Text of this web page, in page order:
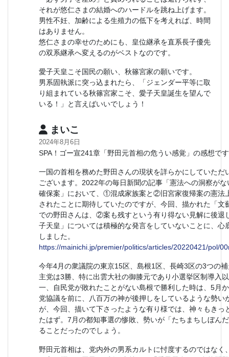
それが悠仁さまの結婚へのハードルを跳ね上げます。
男性不妊、加齢による生殖力の低下を考えれば、時間
はありません。
悠仁さまの幸せのためにも、皇位継承を直系長子優先
の双系継承へ変えるのがベストなのです。
愛子天皇こそ国民の願い、秋篠宮家の願いです。
男系固執派に突っ込まれたら、「ジェンダー平等に取
り組まれている秋篠宮家こそ、愛子天皇誕生を望んで
いる！」と言えばいいでしょう！
まいこ
2024年8月6日
SPA！ゴー宣241章「野田元首相の危うい感覚」の感想で
一国の首相を務めた野田さんの現状を詳らかにしていただ
ございます。2022年の毎日新聞の記事「憲法への洞察が
確保案」において、①混成家族案と②旧宮家復帰案の憲法
されたことに期待していたのですが、今回、描かれた「文
での野田さんは、②案も残すという有り得ない見解に後退
子天皇」については積極的な発言をしていないことに、心
しました。
https://mainichi.jp/premier/politics/articles/20220421/pol/
今年4月の衆議院の東京15区、島根1区、長崎3区の3つの
主党は3勝、特に出雲大社の御膝元であり小選挙区制導入
一、自民党が敗れたことがない島根で勝利した時は、5月
党協議を前に、八百万の神が後押しをしているような勢い
が、今回、描いて下さったような有り様では、神々もきっ
たはず。7月の都知事選の惨敗、勢いが「たちまちしぼん
ることだったのでしょう。
野田元首相は、党内外の男系カルトに忖度するのではなく